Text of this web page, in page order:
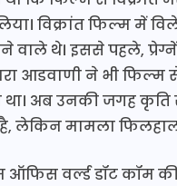
विक्रांत फिल्म में
वाले थे। इससे पहले,
आडवाणी ने भी फिल्म
था। अब उनकी जगह
है, लेकिन मामला
ऑफिस वर्ल्ड डॉट कॉम